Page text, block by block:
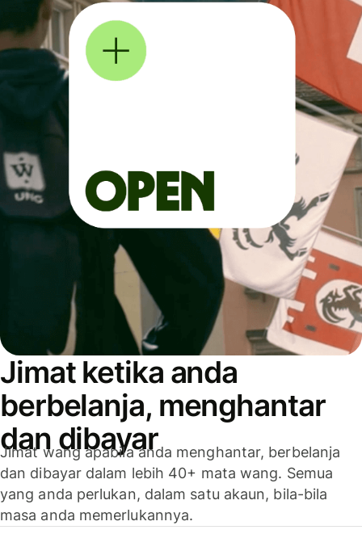
Jimat ketika anda
berbelanja, menghantar
dan dibayar
Jimat wang apabila anda menghantar, berbelanja
dan dibayar dalam lebih 40+ mata wang. Semua
yang anda perlukan, dalam satu akaun, bila-bila
masa anda memerlukannya.